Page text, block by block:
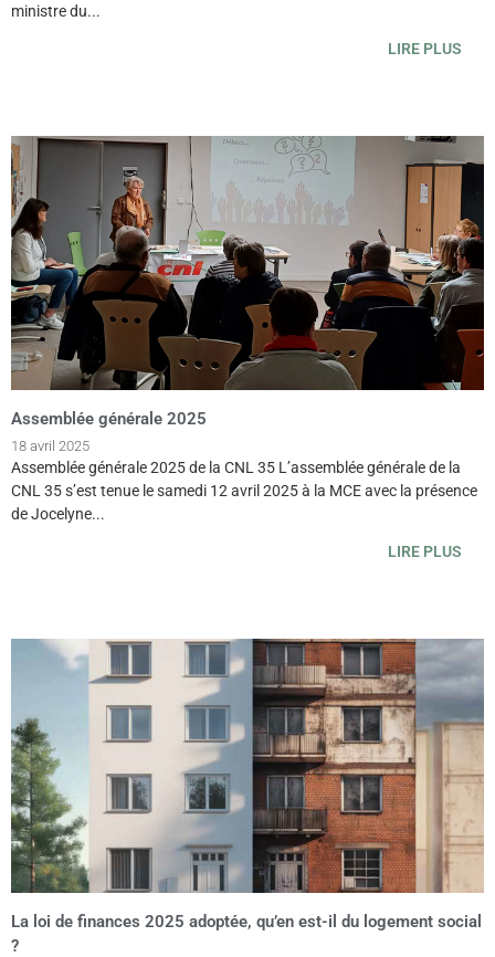
ministre du...
LIRE PLUS
Assemblée générale 2025
18 avril 2025
Assemblée générale 2025 de la CNL 35 L’assemblée générale de la
CNL 35 s’est tenue le samedi 12 avril 2025 à la MCE avec la présence
de Jocelyne...
LIRE PLUS
La loi de finances 2025 adoptée, qu’en est-il du logement social
?